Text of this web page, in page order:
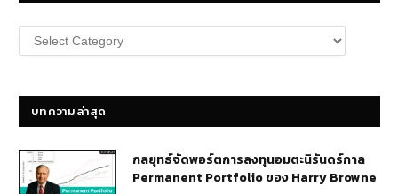
หมวด
หมู่
บทความล่าสุด
กลยุทธ์​จัดพอร์ตการลงทุนอมตะนิรันดร์กาล
Permanent Portfolio ของ Harry Browne